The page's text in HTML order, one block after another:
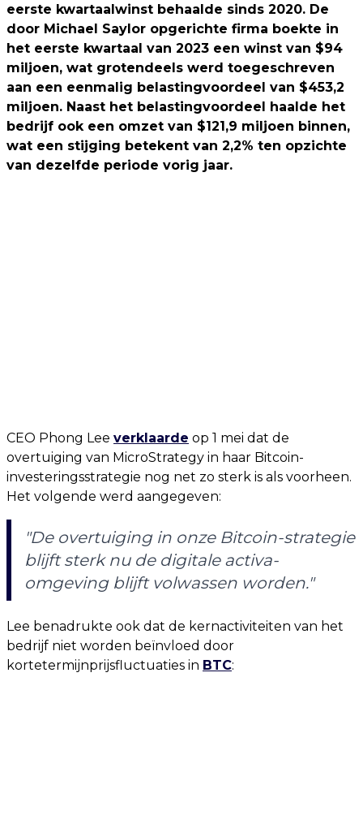
eerste kwartaalwinst behaalde sinds 2020. De
door Michael Saylor opgerichte firma boekte in
het eerste kwartaal van 2023 een winst van $94
miljoen, wat grotendeels werd toegeschreven
aan een eenmalig belastingvoordeel van $453,2
miljoen. Naast het belastingvoordeel haalde het
bedrijf ook een omzet van $121,9 miljoen binnen,
wat een stijging betekent van 2,2% ten opzichte
van dezelfde periode vorig jaar.
CEO Phong Lee verklaarde op 1 mei dat de
overtuiging van MicroStrategy in haar Bitcoin-
investeringsstrategie nog net zo sterk is als voorheen.
Het volgende werd aangegeven:
"De overtuiging in onze Bitcoin-strategie
blijft sterk nu de digitale activa-
omgeving blijft volwassen worden."
Lee benadrukte ook dat de kernactiviteiten van het
bedrijf niet worden beïnvloed door
kortetermijnprijsfluctuaties in BTC: